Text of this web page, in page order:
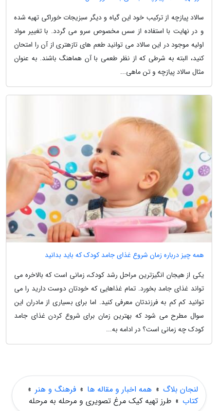
سالاد پیازچه از ترکیب خود این گیاه و دیگر سبزیجات خوراکی تهیه شده
و در نهایت با استفاده از سس مخصوص سرو می گردد. با تغییر مواد
اولیه موجود در این سالاد می توانید طعم های تازهتری از آن را امتحان
کنید، البته به شرطی که از نظر طعمی با آن هماهنگ باشند. به عنوان
مثال سالاد پیازچه و تن ماهی...
همه چیز درباره زمان شروع غذای جامد کودک که باید بدانید
یکی از هیجان انگیزترین مراحل رشد کودک، زمانی است که بالاخره می
تواند غذای جامد بخورد. تمام غذاهایی که خودتان دوست دارید را می
توانید کم کم به فرزندتان معرفی کنید. اما برای بسیاری از مادران این
سوال مطرح می شود که بهترین زمان برای شروع کردن غذای جامد
کودک چه زمانی است؟ در ادامه به...
لنجان بلاگ » همه اخبار و مقاله ها » فرهنگ و هنر »
کتاب » طرز تهیه کیک مرغ تصویری و مرحله به مرحله